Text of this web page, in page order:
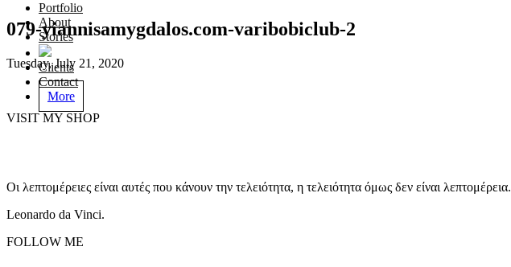
Portfolio
About
Stories
Clients
Contact
More
079-yiannisamygdalos.com-varibobiclub-2
Tuesday, July 21, 2020
VISIT MY SHOP
Οι λεπτομέρειες είναι αυτές που κάνουν την τελειότητα, η τελειότητα όμως δεν είναι λεπτομέρεια.
Leonardo da Vinci.
FOLLOW ME